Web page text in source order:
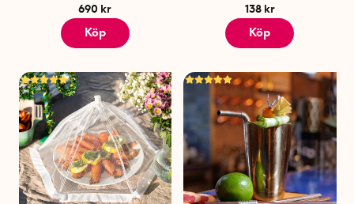
690 kr
Köp
138 kr
Köp